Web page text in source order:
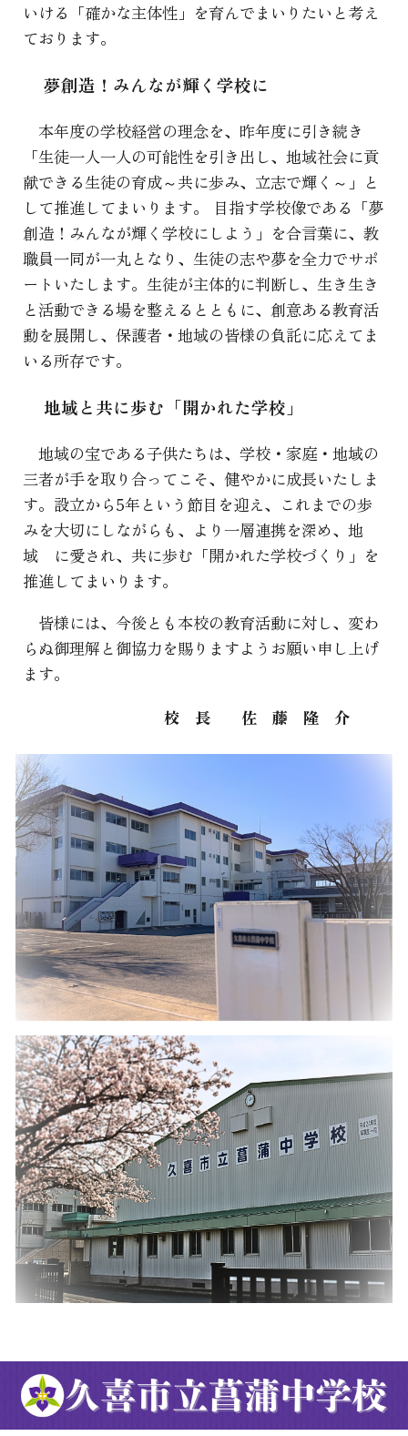
いける「確かな主体性」を育んでまいりたいと考え
ております。
夢創造！みんなが輝く学校に
本年度の学校経営の理念を、昨年度に引き続き
「生徒一人一人の可能性を引き出し、地域社会に貢
献できる生徒の育成～共に歩み、立志で輝く～」と
して推進してまいります。 目指す学校像である「夢
創造！みんなが輝く学校にしよう」を合言葉に、教
職員一同が一丸となり、生徒の志や夢を全力でサポ
ートいたします。生徒が主体的に判断し、生き生き
と活動できる場を整えるとともに、創意ある教育活
動を展開し、保護者・地域の皆様の負託に応えてま
いる所存です。
地域と共に歩む「開かれた学校」
地域の宝である子供たちは、学校・家庭・地域の
三者が手を取り合ってこそ、健やかに成長いたしま
す。設立から5年という節目を迎え、これまでの歩
みを大切にしながらも、より一層連携を深め、地
域 に愛され、共に歩む「開かれた学校づくり」を
推進してまいります。
皆様には、今後とも本校の教育活動に対し、変わ
らぬ御理解と御協力を賜りますようお願い申し上げ
ます。
校 長 佐 藤 隆 介